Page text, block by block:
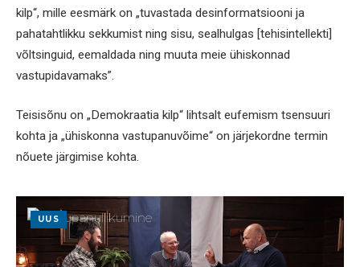
kilp“, mille eesmärk on „tuvastada desinformatsiooni ja
pahatahtlikku sekkumist ning sisu, sealhulgas [tehisintellekti]
võltsinguid, eemaldada ning muuta meie ühiskonnad
vastupidavamaks”.
Teisisõnu on „Demokraatia kilp“ lihtsalt eufemism tsensuuri
kohta ja „ühiskonna vastupanuvõime“ on järjekordne termin
nõuete järgimise kohta.
UUS